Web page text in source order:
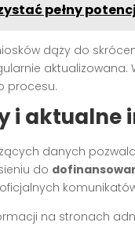
pełny
dąży do
procesu.
i aktualne
danych
do
na stronach